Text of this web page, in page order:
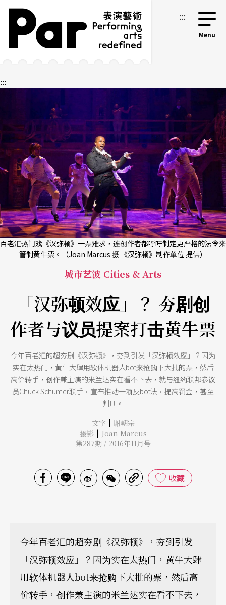
跳到主要内容区块
网站导览 :::
:::
百老汇热门戏《汉弥顿》一票难求，连创作者都呼吁制定更严格的法令来
管制黄牛票。（Joan Marcus 摄 《汉弥顿》制作单位 提供）
城市艺波 Cities & Arts
「汉弥顿效应」？ 夯剧创
作者与议员提案打击黄牛票
今年百老汇的超夯剧《汉弥顿》，夯到引发「汉弥顿效应」？因为
实在太热门，黄牛大肆用软体机器人bot来抢购下大批的票，然后
高价转手，创作兼主演的米兰达实在看不下去，就与纽约联邦参议
员Chuck Schumer联手，宣布推动一项反bot法，提高罚金，甚至
判刑。
文字 | 谢朝宗
摄影 | Joan Marcus
第287期 / 2016年11月号
收藏
今年百老汇的超夯剧《汉弥顿》，夯到引发
「汉弥顿效应」？因为实在太热门，黄牛大肆
用软体机器人bot来抢购下大批的票，然后高
价转手，创作兼主演的米兰达实在看不下去，